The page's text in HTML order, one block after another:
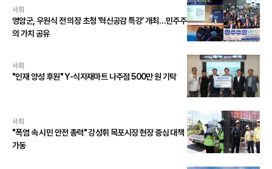
사회
영암군, 우원식 전 의장 초청 ‘혁신공감 특강’ 개최…민주주
의 가치 공유
사회
"인재 양성 후원" Y-식자재마트 나주점 500만 원 기탁
사회
"폭염 속 시민 안전 총력" 강성휘 목포시장 현장 중심 대책
가동